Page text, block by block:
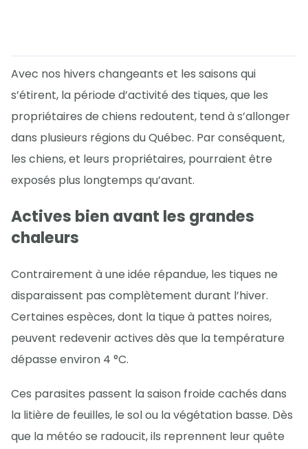
Avec nos hivers changeants et les saisons qui
s’étirent, la période d’activité des tiques, que les
propriétaires de chiens redoutent, tend à s’allonger
dans plusieurs régions du Québec. Par conséquent,
les chiens, et leurs propriétaires, pourraient être
exposés plus longtemps qu’avant.
Actives bien avant les grandes
chaleurs
Contrairement à une idée répandue, les tiques ne
disparaissent pas complètement durant l’hiver.
Certaines espèces, dont la tique à pattes noires,
peuvent redevenir actives dès que la température
dépasse environ 4 °C.
Ces parasites passent la saison froide cachés dans
la litière de feuilles, le sol ou la végétation basse. Dès
que la météo se radoucit, ils reprennent leur quête